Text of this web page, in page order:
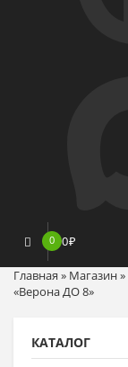
0 0₽
Главная » Магазин»
«Верона ДО 8»
КАТАЛОГ